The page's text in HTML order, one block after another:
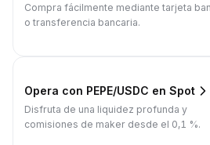
Compra fácilmente mediante tarjeta
o transferencia bancaria.
Opera con PEPE/USDC en Spot
Disfruta de una liquidez profunda y
comisiones de maker desde el 0,1 %.